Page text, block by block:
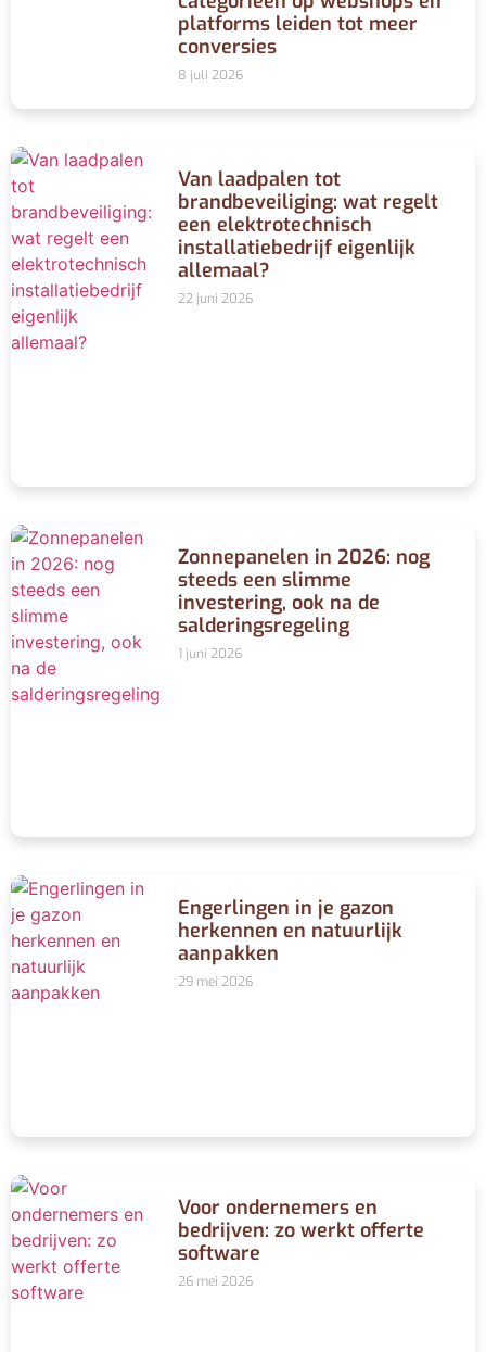
platforms leiden tot meer
conversies
8 juli 2026
Van laadpalen tot
brandbeveiliging: wat regelt
een elektrotechnisch
installatiebedrijf eigenlijk
allemaal?
22 juni 2026
Zonnepanelen in 2026: nog
steeds een slimme
investering, ook na de
salderingsregeling
1 juni 2026
Engerlingen in je gazon
herkennen en natuurlijk
aanpakken
29 mei 2026
Voor ondernemers en
bedrijven: zo werkt offerte
software
26 mei 2026